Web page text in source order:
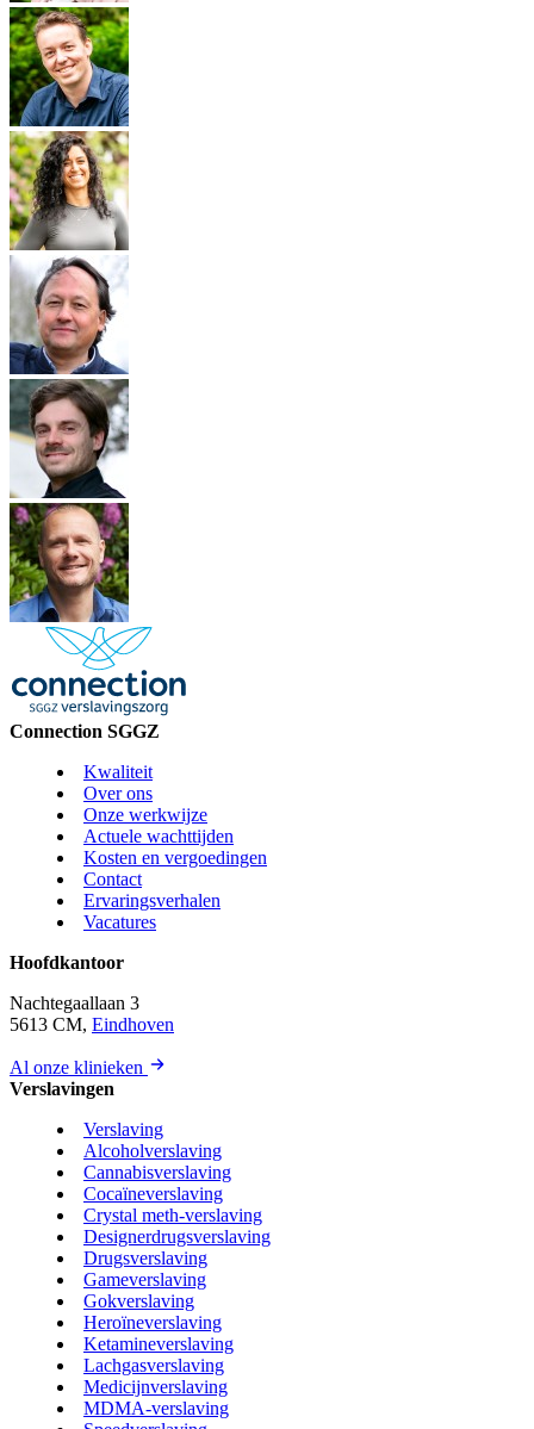
Connection SGGZ
Kwaliteit
Over ons
Onze werkwijze
Actuele wachttijden
Kosten en vergoedingen
Contact
Ervaringsverhalen
Vacatures
Hoofdkantoor
Nachtegaallaan 3
5613 CM, Eindhoven
Al onze klinieken
Verslavingen
Verslaving
Alcoholverslaving
Cannabisverslaving
Cocaïneverslaving
Crystal meth-verslaving
Designerdrugsverslaving
Drugsverslaving
Gameverslaving
Gokverslaving
Heroïneverslaving
Ketamineverslaving
Lachgasverslaving
Medicijnverslaving
MDMA-verslaving